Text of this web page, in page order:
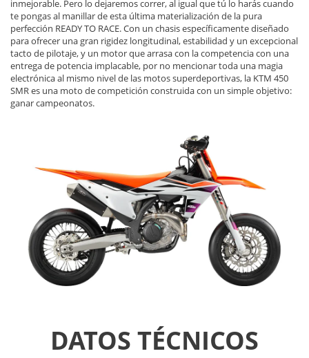
inmejorable. Pero lo dejaremos correr, al igual que tú lo harás cuando
te pongas al manillar de esta última materialización de la pura
perfección READY TO RACE. Con un chasis específicamente diseñado
para ofrecer una gran rigidez longitudinal, estabilidad y un excepcional
tacto de pilotaje, y un motor que arrasa con la competencia con una
entrega de potencia implacable, por no mencionar toda una magia
electrónica al mismo nivel de las motos superdeportivas, la KTM 450
SMR es una moto de competición construida con un simple objetivo:
ganar campeonatos.
DATOS TÉCNICOS